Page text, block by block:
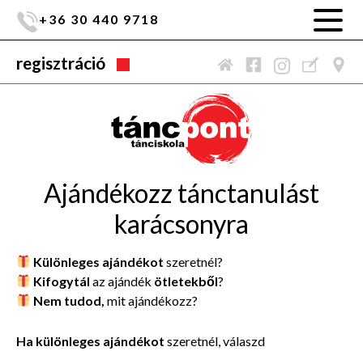
+36 30 440 9718
regisztráció
Ajándékozz tánctanulást
karácsonyra
Különleges ajándékot szeretnél?
Kifogytálaz ajándék ötletekből?
Nem tudod,mit ajándékozz?
Ha különleges ajándékot szeretnél, válaszd